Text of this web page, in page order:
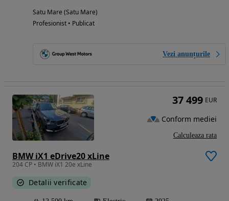
Satu Mare (Satu Mare)
Profesionist • Publicat
Vezi anunțurile
BMW iX1 eDrive20 xLine
204 CP • BMW iX1 20e xLine
Detalii verificate
37 499 EUR
Conform mediei
Calculeaza rata